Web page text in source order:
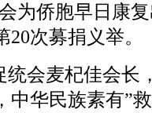
为侨胞早日康
次募捐义举。
统会麦杞佳会长
中华民族素有”